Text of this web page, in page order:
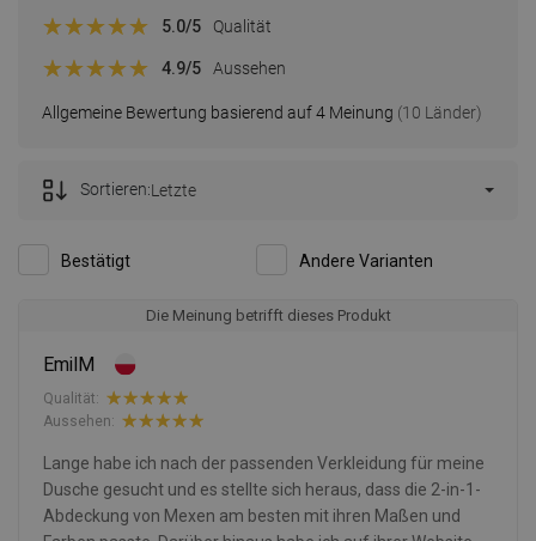
Allgemeine Bewertung basierend auf 4 Meinung (10 Länder)
5.0/5 Qualität
4.9/5 Aussehen
Bestätigt Andere Varianten
Sortieren:Letzte
Die Meinung betrifft dieses Produkt
EmilM
Qualität:
Aussehen:
Lange habe ich nach der passenden Verkleidung für meine
Dusche gesucht und es stellte sich heraus, dass die 2-in-1-
Abdeckung von Mexen am besten mit ihren Maßen und